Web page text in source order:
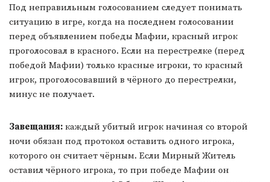
Под неправильным голосованием следует понимать
ситуацию в игре, когда на последнем голосовании
перед объявлением победы Мафии, красный игрок
проголосовал в красного. Если на перестрелке (перед
победой Мафии) только красные игроки, то красный
игрок, проголосовавший в чёрного до перестрелки,
минус не получает.
Завещания: каждый убитый игрок начиная со второй
ночи обязан под протокол оставить одного игрока,
которого он считает чёрным. Если Мирный Житель
оставил чёрного игрока, то при победе Мафии он